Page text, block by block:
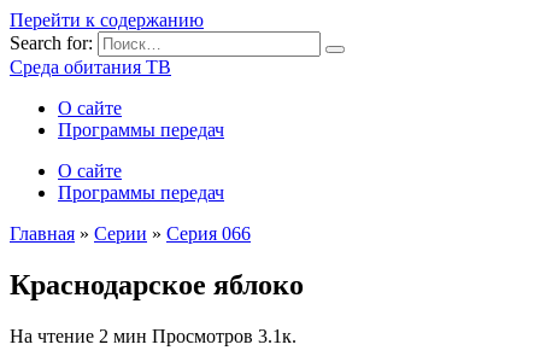
Перейти к содержанию
Search for:
Среда обитания ТВ
О сайте
Программы передач
О сайте
Программы передач
Главная » Серии » Серия 066
Краснодарское яблоко
На чтение 2 мин Просмотров 3.1к.